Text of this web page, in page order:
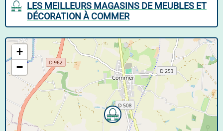
LES MEILLEURS MAGASINS DE MEUBLES ET
DÉCORATION À COMMER
+
−